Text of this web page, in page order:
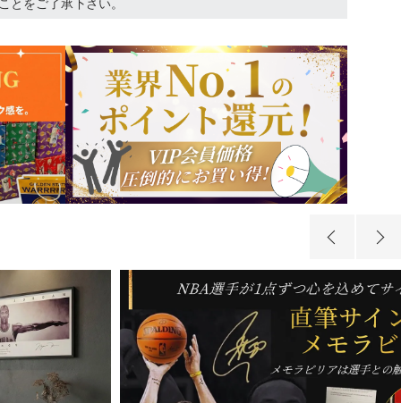
とをご了承下さい。